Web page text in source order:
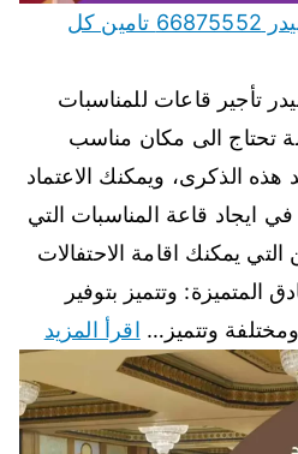
تأجير قاعات للمناسبات بنيدر 66875552 تامين كل
تأجير قاعات للمناسبات
تحتاج الى مكان مناسب
هذه الذكرى، ويمكنك الاعتماد
ايجاد قاعة المناسبات التي
التي يمكنك اقامة الاحتفالات
المتميزة: وتتميز بتوفير
وتتميز… اقرأ المزيد